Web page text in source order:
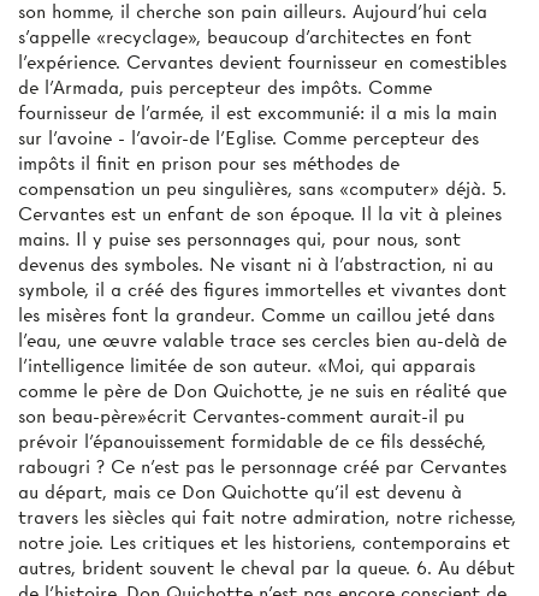
son homme, il cherche son pain ailleurs. Aujourd'hui cela
s'appelle «recyclage», beaucoup d'architectes en font
l'expérience. Cervantes devient fournisseur en comestibles
de l'Armada, puis percepteur des impôts. Comme
fournisseur de l'armée, il est excommunié: il a mis la main
sur l'avoine - l'avoir-de l'Eglise. Comme percepteur des
impôts il finit en prison pour ses méthodes de
compensation un peu singulières, sans «computer» déjà. 5.
Cervantes est un enfant de son époque. Il la vit à pleines
mains. Il y puise ses personnages qui, pour nous, sont
devenus des symboles. Ne visant ni à l'abstraction, ni au
symbole, il a créé des figures immortelles et vivantes dont
les misères font la grandeur. Comme un caillou jeté dans
l'eau, une œuvre valable trace ses cercles bien au-delà de
l'intelligence limitée de son auteur. «Moi, qui apparais
comme le père de Don Quichotte, je ne suis en réalité que
son beau-père»écrit Cervantes-comment aurait-il pu
prévoir l'épanouissement formidable de ce fils desséché,
rabougri ? Ce n'est pas le personnage créé par Cervantes
au départ, mais ce Don Quichotte qu'il est devenu à
travers les siècles qui fait notre admiration, notre richesse,
notre joie. Les critiques et les historiens, contemporains et
autres, brident souvent le cheval par la queue. 6. Au début